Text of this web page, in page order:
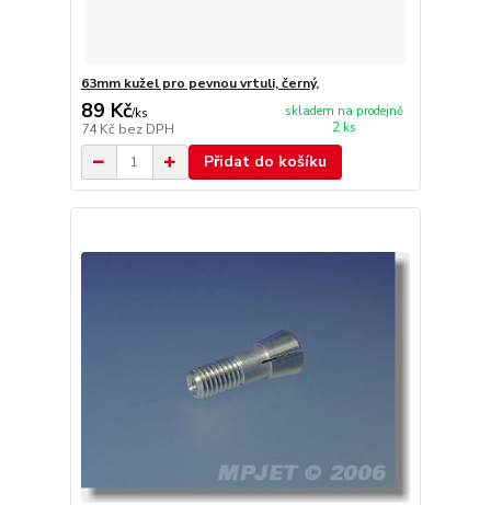
63mm kužel pro pevnou vrtuli, černý,
89 Kč/ks
74 Kč bez DPH
skladem na prodejně
2 ks
Přidat do košíku